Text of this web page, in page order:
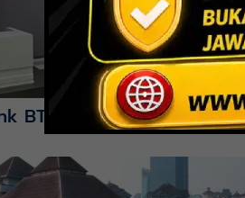
BTN Jatimurni, Bekasi